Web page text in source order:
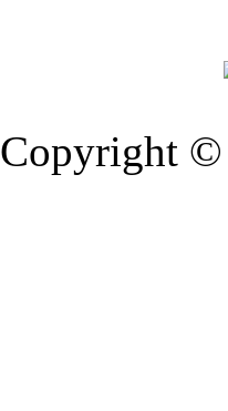
Copyright ©